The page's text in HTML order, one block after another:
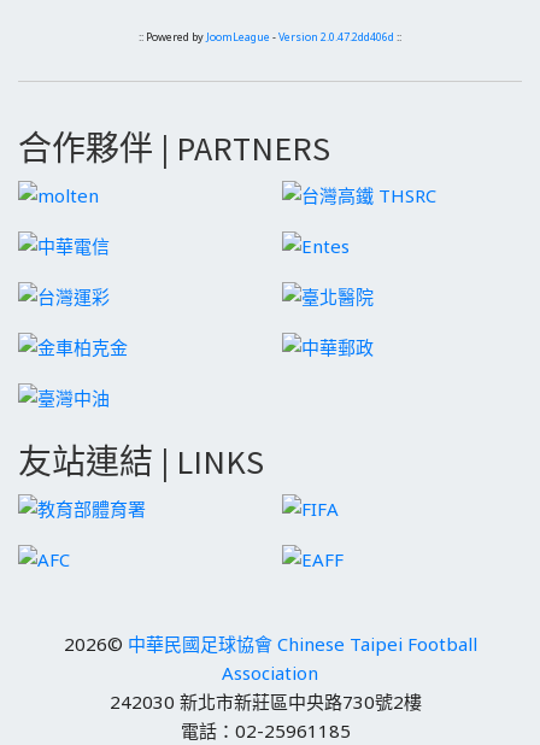
:: Powered by JoomLeague -Version 2.0.47.2dd406d ::
合作夥伴 | PARTNERS
友站連結 | LINKS
2026© 中華民國足球協會 Chinese Taipei Football
Association
242030 新北市新莊區中央路730號2樓
電話：02-25961185